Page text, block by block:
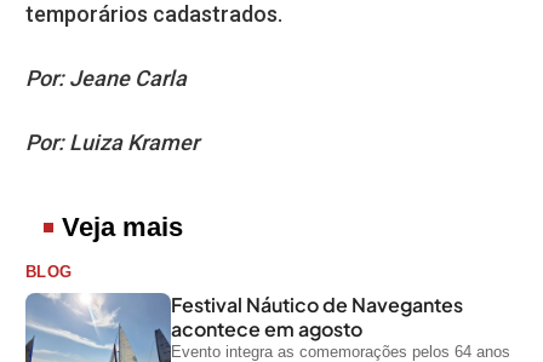
temporários cadastrados.
Por: Jeane Carla
Por: Luiza Kramer
Veja mais
BLOG
Festival Náutico de Navegantes
acontece em agosto
Evento integra as comemorações pelos 64 anos